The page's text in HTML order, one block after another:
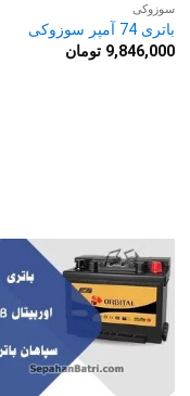
سوزوکی
باتری 74 آمپر سوزوکی
9,846,000 تومان